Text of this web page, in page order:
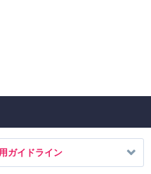
ガイドライン